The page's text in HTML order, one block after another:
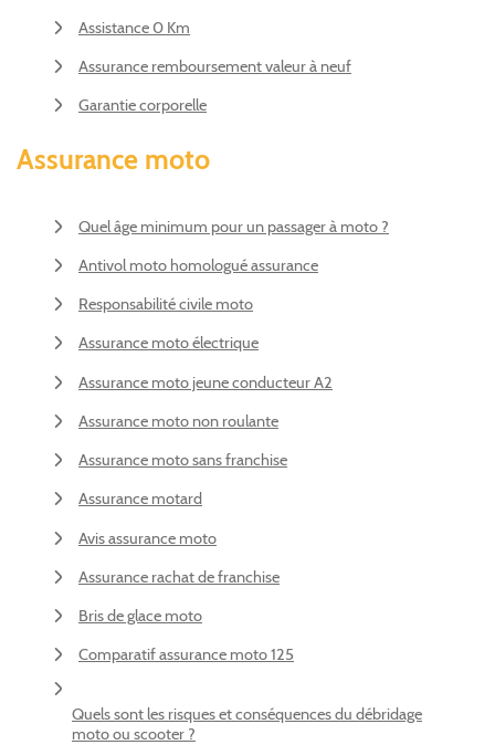
Assistance 0 Km
Assurance remboursement valeur à neuf
Garantie corporelle
Assurance moto
Quel âge minimum pour un passager à moto ?
Antivol moto homologué assurance
Responsabilité civile moto
Assurance moto électrique
Assurance moto jeune conducteur A2
Assurance moto non roulante
Assurance moto sans franchise
Assurance motard
Avis assurance moto
Assurance rachat de franchise
Bris de glace moto
Comparatif assurance moto 125
Quels sont les risques et conséquences du débridage
moto ou scooter ?